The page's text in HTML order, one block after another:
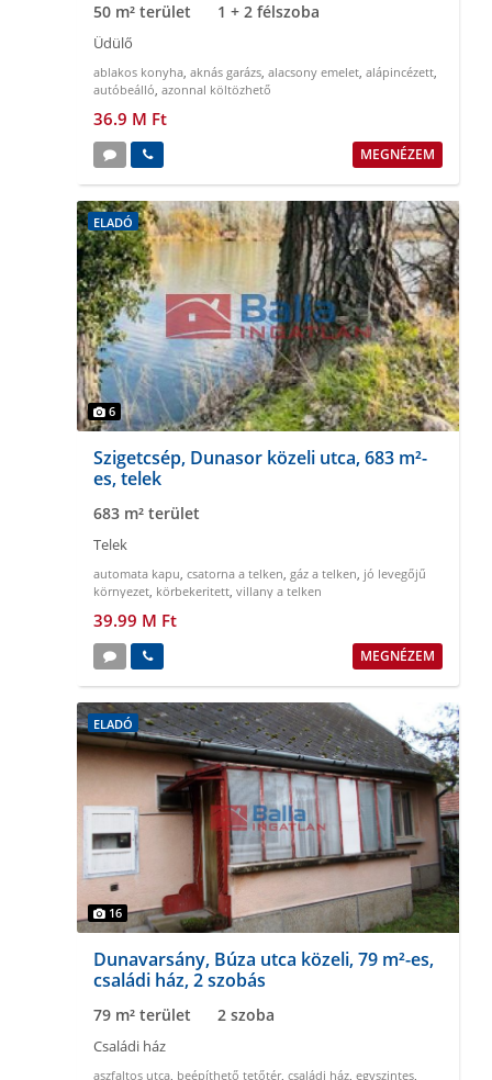
50 m² terület 1 + 2 félszoba
Üdülő
ablakos konyha, aknás garázs, alacsony emelet, alápincézett,
autóbeálló, azonnal költözhető
36.9 M Ft
MEGNÉZEM
ELADÓ
6
Szigetcsép, Dunasor közeli utca, 683 m²-
es, telek
683 m² terület
Telek
automata kapu, csatorna a telken, gáz a telken, jó levegőjű
környezet, körbekeritett, villany a telken
39.99 M Ft
MEGNÉZEM
ELADÓ
16
Dunavarsány, Búza utca közeli, 79 m²-es,
családi ház, 2 szobás
79 m² terület 2 szoba
Családi ház
aszfaltos utca, beépíthető tetőtér, családi ház, egyszintes,